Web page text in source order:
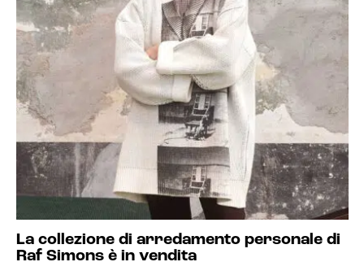
La collezione di arredamento personale di
Raf Simons è in vendita